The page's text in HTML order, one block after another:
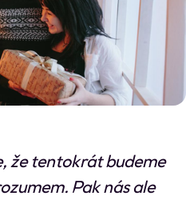
že tentokrát budeme
Pak nás ale